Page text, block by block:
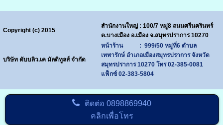
Copyright (c) 2015
สำนักงานใหญ่ : 100/7 หมู่8 ถนนศรีนครินทร์
ต.บางเมือง อ.เมือง จ.สมุทรปราการ 10270
บริษัท ดับบลิว.เค มัลติทูลส์ จำกัด
หน้าร้าน : 999/50 หมู่ที่6 ตำบล
เทพารักษ์ อำเภอเมืองสมุทรปราการ จังหวัด
สมุทรปราการ 10270 โทร02-385-0081
แฟ็กซ์ 02-383-5804
ติดต่อ0898869940
คลิกเพื่อโทร